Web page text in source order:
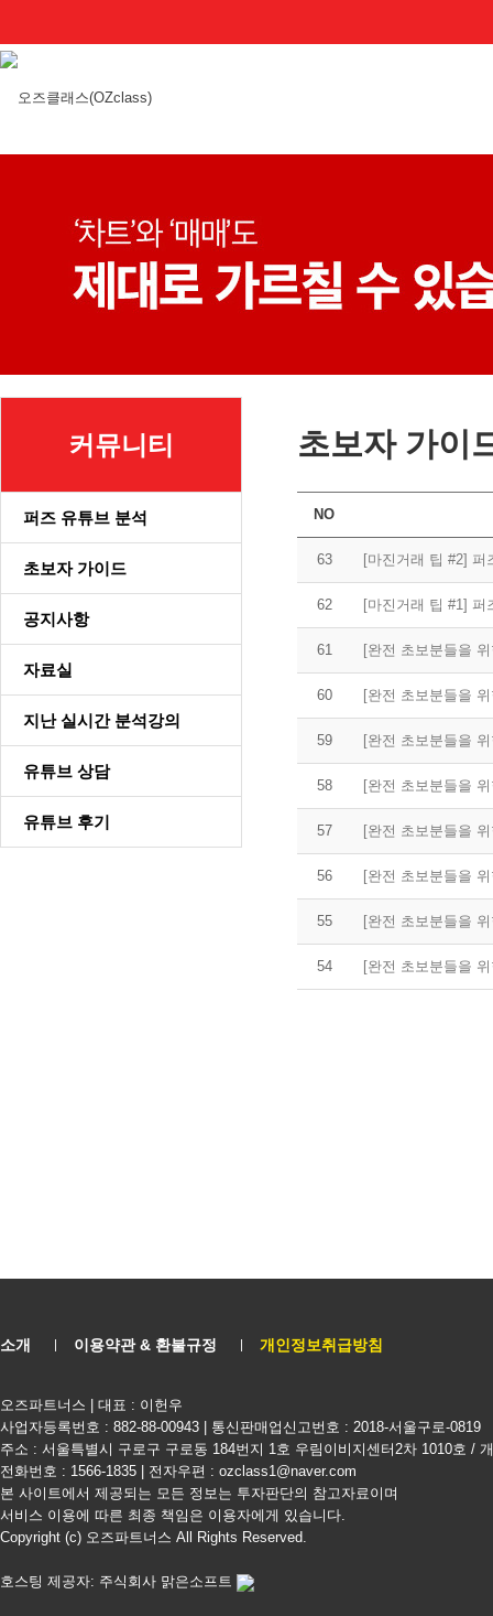
커뮤니티
퍼즈 유튜브 분석
초보자 가이드
공지사항
자료실
지난 실시간 분석강의
유튜브 상담
유튜브 후기
초보자 가이
NO
63 [마진거래 팁 #2] 퍼
62 [마진거래 팁 #1] 퍼
61
60
59
58
57
56
55
54
소개 이용약관 & 환불규정 개인정보취급방침
오즈파트너스 | 대표 : 이헌우
사업자등록번호 : 882-88-00943 | 통신판매업신고번호 : 2018-서울구로-0819
주소 : 서울특별시 구로구 구로동 184번지 1호 우림이비지센터2차 1010호 /
전화번호 : 1566-1835 | 전자우편 : ozclass1@naver.com
본 사이트에서 제공되는 모든 정보는 투자판단의 참고자료이며
서비스 이용에 따른 최종 책임은 이용자에게 있습니다.
Copyright (c) 오즈파트너스 All Rights Reserved.
호스팅 제공자: 주식회사 맑은소프트